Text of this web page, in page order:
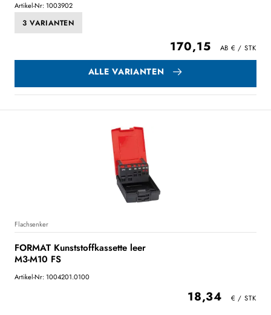
Artikel-Nr: 1003902
3 VARIANTEN
170,15
ALLE VARIANTEN
Flachsenker
FORMAT Kunststoffkassette leer
M3-M10 FS
Artikel-Nr: 1004201.0100
18,34